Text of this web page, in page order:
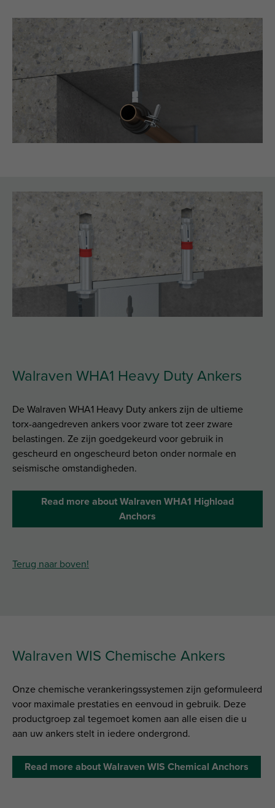
Walraven WHA1 Heavy Duty Ankers
De Walraven WHA1 Heavy Duty ankers zijn de ultieme
torx-aangedreven ankers voor zware tot zeer zware
belastingen. Ze zijn goedgekeurd voor gebruik in
gescheurd en ongescheurd beton onder normale en
seismische omstandigheden.
Read more about Walraven WHA1 Highload
Anchors
Terug naar boven!
Walraven WIS Chemische Ankers
Onze chemische verankeringssystemen zijn geformuleerd
voor maximale prestaties en eenvoud in gebruik. Deze
productgroep zal tegemoet komen aan alle eisen die u
aan uw ankers stelt in iedere ondergrond.
Read more about Walraven WIS Chemical Anchors